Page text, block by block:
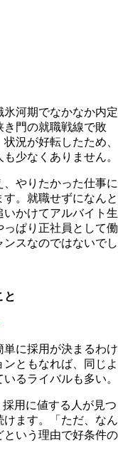
河期でなかなか内定
き門の就職戦線で敗
況が好転したため、
少なくありません。
やりたかった仕事に
。就職せずになんと
かけてアルバイト生
ぱり正社員として働
スなのではないでし
と
単に採用が決まるわけ
ともなれば、同じよ
るライバルも多い。
用に値する人が見つ
ます。「ただ、なん
という理由で好条件の